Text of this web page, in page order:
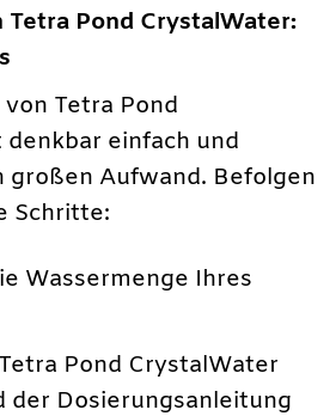
Pond CrystalWater:
Tetra Pond
einfach und
Aufwand. Befolgen
Schritte:
Wassermenge Ihres
Pond CrystalWater
der Dosierungsanleitung